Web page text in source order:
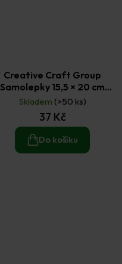
Creative Craft Group
Samolepky 15,5 × 20 cm
Prasátko Peppa
Skladem (>50 ks)
37 Kč
Do košíku